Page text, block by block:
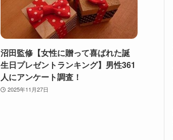
沼田監修【女性に贈って喜ばれた誕
生日プレゼントランキング】男性361
人にアンケート調査！
2025年11月27日